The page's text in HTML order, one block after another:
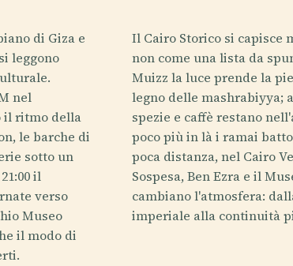
di Giza e
leggono
nel
il ritmo della
le barche di
sotto un
il
verso
Museo
il modo di
Il Cairo Storico si capisce
non come una lista da
Muizz la luce prende la
legno delle mashrabiyya;
spezie e caffè restano
poco più in là i ramai
poca distanza, nel Cairo
Sospesa, Ben Ezra e il
cambiano l'atmosfera:
imperiale alla continuità